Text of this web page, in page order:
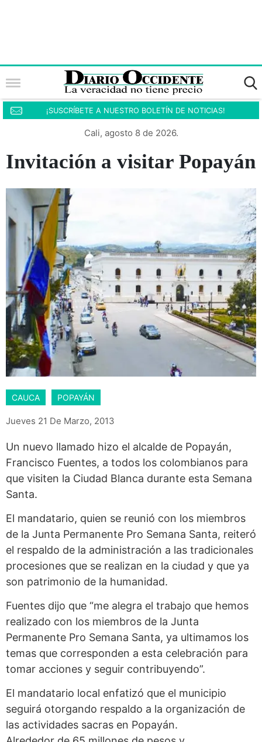
¡SUSCRÍBETE A NUESTRO BOLETÍN DE NOTICIAS!
Cali, agosto 8 de 2026.
Invitación a visitar Popayán
CAUCA POPAYÁN
Jueves 21 De Marzo, 2013
Un nuevo llamado hizo el alcalde de Popayán,
Francisco Fuentes, a todos los colombianos para
que visiten la Ciudad Blanca durante esta Semana
Santa.
El mandatario, quien se reunió con los miembros
de la Junta Permanente Pro Semana Santa, reiteró
el respaldo de la administración a las tradicionales
procesiones que se realizan en la ciudad y que ya
son patrimonio de la humanidad.
Fuentes dijo que “me alegra el trabajo que hemos
realizado con los miembros de la Junta
Permanente Pro Semana Santa, ya ultimamos los
temas que corresponden a esta celebración para
tomar acciones y seguir contribuyendo”.
El mandatario local enfatizó que el municipio
seguirá otorgando respaldo a la organización de
las actividades sacras en Popayán.